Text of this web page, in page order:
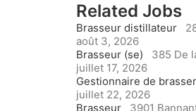
Related Jobs
Brasseur distillateur
août 3, 2026
Brasseur (se)
385 De
juillet 17, 2026
Gestionnaire de
juillet 22, 2026
Brasseur
3901